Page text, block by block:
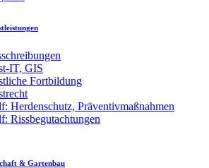
IT, GIS
Fortbildung
Herdenschutz, Präventivmaßnahmen
Rissbegutachtungen
& Gartenbau